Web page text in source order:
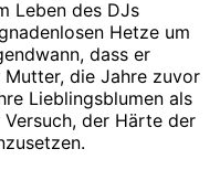
Leben des DJs
Hetze um
dass er
die Jahre zuvor
Lieblingsblumen als
der Härte der